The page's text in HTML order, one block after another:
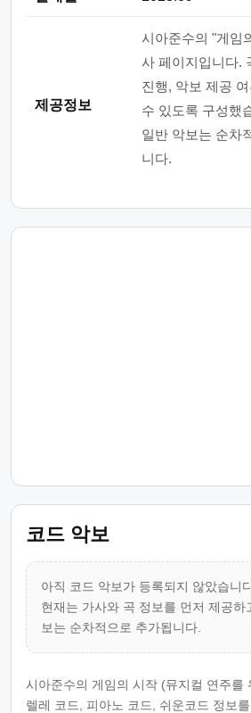
제공정보
시아준수의 "게임
사 페이지입니다.
진행, 악보 제공
수 있도록 구성했
일반 악보는 순차
니다.
코드 악보
아직 코드 악보가 등록되지 않았습니
현재는 가사와 곡 정보를 먼저 제공하
보는 순차적으로 추가됩니다.
시아준수의 게임의 시작 (뮤지컬 연주를
렐레 코드, 피아노 코드, 쉬운코드 정보